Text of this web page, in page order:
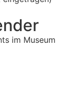
im Museum